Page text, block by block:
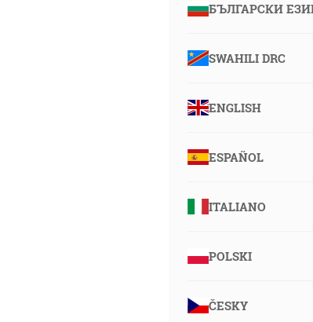
БЪЛГАРСКИ
SWAHILI DRC
ENGLISH
ESPAÑOL
ITALIANO
POLSKI
ČESKY